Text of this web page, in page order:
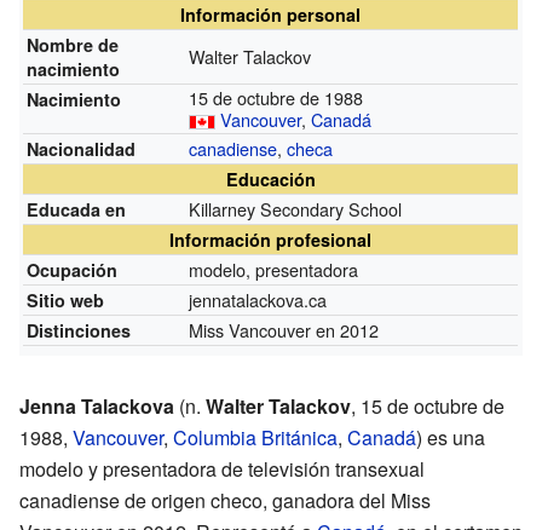
Información personal
Nombre de
nacimiento
Walter Talackov
Nacimiento
15 de octubre de 1988
Vancouver,Canadá
Nacionalidad canadiense,checa
Educación
Educada en
Killarney Secondary School
Información profesional
Ocupación
modelo, presentadora
Sitio web jennatalackova.ca
Distinciones Miss Vancouver en 2012
Jenna Talackova (n. Walter Talackov, 15 de octubre de
1988, Vancouver, Columbia Británica, Canadá) es una
modelo y presentadora de televisión transexual
canadiense de origen checo, ganadora del Miss